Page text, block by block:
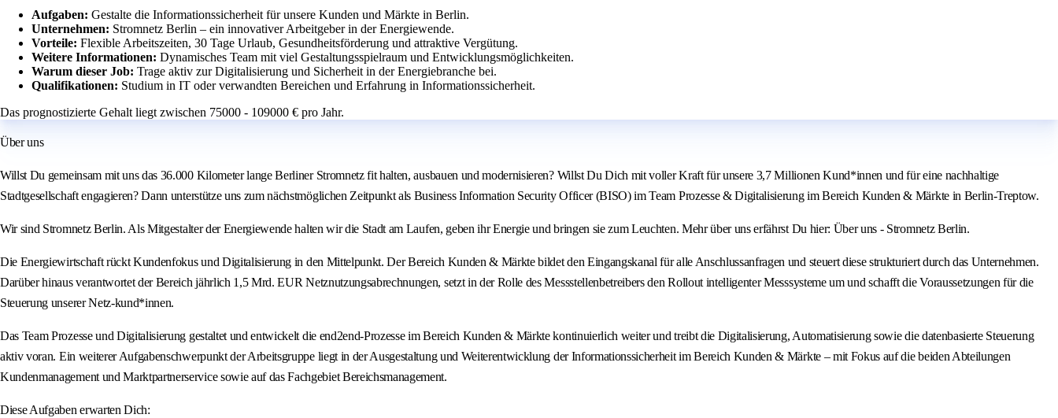
Aufgaben: Gestalte die Informationssicherheit für unsere Kunden und Märkte in Berlin.
Unternehmen: Stromnetz Berlin – ein innovativer Arbeitgeber in der Energiewende.
Vorteile: Flexible Arbeitszeiten, 30 Tage Urlaub, Gesundheitsförderung und attraktive Vergütung.
Weitere Informationen: Dynamisches Team mit viel Gestaltungsspielraum und Entwicklungsmöglichkeiten.
Warum dieser Job: Trage aktiv zur Digitalisierung und Sicherheit in der Energiebranche bei.
Qualifikationen: Studium in IT oder verwandten Bereichen und Erfahrung in Informationssicherheit.
Das prognostizierte Gehalt liegt zwischen 75000 - 109000 € pro Jahr.
Über uns
Willst Du gemeinsam mit uns das 36.000 Kilometer lange Berliner Stromnetz fit halten, ausbauen und modernisieren? Willst Du Dich mit voller Kraft für unsere 3,7 Millionen Kund*innen und für eine nachhaltige
Stadtgesellschaft engagieren? Dann unterstütze uns zum nächstmöglichen Zeitpunkt als Business Information Security Officer (BISO) im Team Prozesse & Digitalisierung im Bereich Kunden & Märkte in Berlin-Treptow.
Wir sind Stromnetz Berlin. Als Mitgestalter der Energiewende halten wir die Stadt am Laufen, geben ihr Energie und bringen sie zum Leuchten. Mehr über uns erfährst Du hier: Über uns - Stromnetz Berlin.
Die Energiewirtschaft rückt Kundenfokus und Digitalisierung in den Mittelpunkt. Der Bereich Kunden & Märkte bildet den Eingangskanal für alle Anschlussanfragen und steuert diese strukturiert durch das Unternehmen.
Darüber hinaus verantwortet der Bereich jährlich 1,5 Mrd. EUR Netznutzungsabrechnungen, setzt in der Rolle des Messstellenbetreibers den Rollout intelligenter Messsysteme um und schafft die Voraussetzungen für die
Steuerung unserer Netz-kund*innen.
Das Team Prozesse und Digitalisierung gestaltet und entwickelt die end2end-Prozesse im Bereich Kunden & Märkte kontinuierlich weiter und treibt die Digitalisierung, Automatisierung sowie die datenbasierte Steuerung
aktiv voran. Ein weiterer Aufgabenschwerpunkt der Arbeitsgruppe liegt in der Ausgestaltung und Weiterentwicklung der Informationssicherheit im Bereich Kunden & Märkte – mit Fokus auf die beiden Abteilungen
Kundenmanagement und Marktpartnerservice sowie auf das Fachgebiet Bereichsmanagement.
Diese Aufgaben erwarten Dich: